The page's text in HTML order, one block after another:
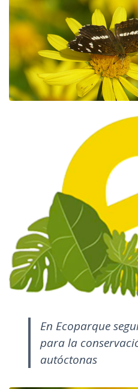
En Ecoparque
para la
autóctonas